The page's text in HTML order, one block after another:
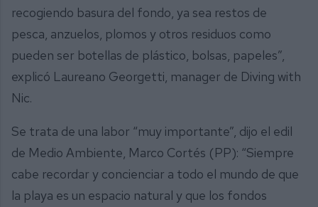
recogiendo basura del fondo, ya sea restos de
pesca, anzuelos, plomos y otros residuos como
pueden ser botellas de plástico, bolsas, papeles”,
explicó Laureano Georgetti, manager de Diving with
Nic.
Se trata de una labor “muy importante”, dijo el edil
de Medio Ambiente, Marco Cortés (PP): “Siempre
cabe recordar y concienciar a todo el mundo de que
la playa es un espacio natural y que los fondos